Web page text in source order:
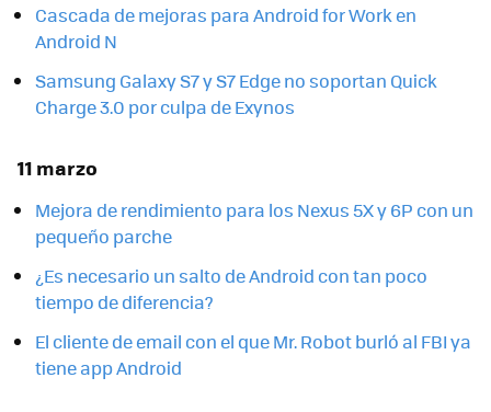
Cascada de mejoras para Android for Work en
Android N
Samsung Galaxy S7 y S7 Edge no soportan Quick
Charge 3.0 por culpa de Exynos
11 marzo
Mejora de rendimiento para los Nexus 5X y 6P con un
pequeño parche
¿Es necesario un salto de Android con tan poco
tiempo de diferencia?
El cliente de email con el que Mr. Robot burló al FBI ya
tiene app Android